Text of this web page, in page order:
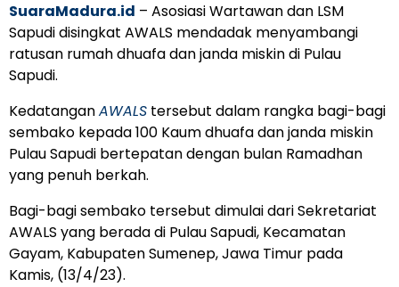
SuaraMadura.id – Asosiasi Wartawan dan LSM
Sapudi disingkat AWALS mendadak menyambangi
ratusan rumah dhuafa dan janda miskin di Pulau
Sapudi.
KedatanganAWALS tersebut dalam rangka bagi-bagi
sembako kepada 100 Kaum dhuafa dan janda miskin
Pulau Sapudi bertepatan dengan bulan Ramadhan
yang penuh berkah.
Bagi-bagi sembako tersebut dimulai dari Sekretariat
AWALS yang berada di Pulau Sapudi, Kecamatan
Gayam, Kabupaten Sumenep, Jawa Timur pada
Kamis, (13/4/23).